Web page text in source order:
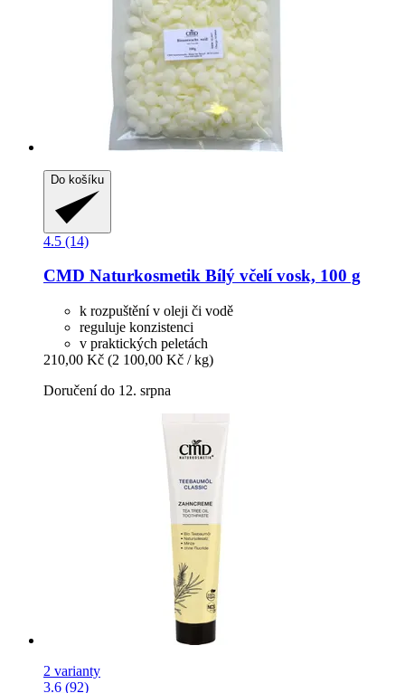
Do košíku
4.5 (14)
CMD Naturkosmetik Bílý včelí vosk, 100 g
k rozpuštění v oleji či vodě
reguluje konzistenci
v praktických peletách
210,00 Kč (2 100,00 Kč / kg)
Doručení do 12. srpna
2 varianty
3.6 (92)